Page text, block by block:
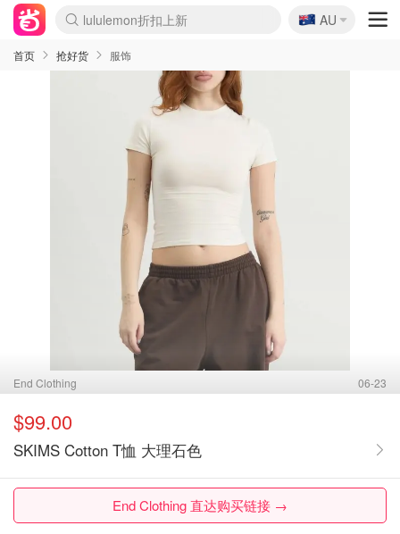
Sasa美妆护肤3.5折
SSENSE年中3折
FreshBeauty好价汇总
Cettire降价+叠9折
Farfetch折上8折
WWS Coles超市实拍
viagogo二手票捡漏
Myer清仓1折起
The Outnet奢牌1折起
David Jones 3折起
Flannels大牌1折
Perfumes Club护肤1折
AMIRO返校季6.2折
Oweek抽奖送Airpods
Amazon折扣汇总
eToro入金$200送$50
Amazon数码好物
ICONIC本周7.5折
ThedoubleF高奢地板价
Moose Knuckles 6折
丝芙兰5折起
EUFY官网3.7折起
Selenichast首饰2折
Trip机票酒店促销
YSL送5件彩妆礼
Amazon家居好物
BIGBANG巡演开票
David Jones时尚3折
Amazon美妆护肤
雅漾大喷$8
过敏原检测盒$33
伊索独家赠50ml沐浴露
科颜氏清仓3折
SEALIFE海洋馆门票6折
丝塔芙大白罐$16
订阅Newsletter送香薰
Cult Beauty 6.8折
Harrods圣诞日历2.3折
LN-CC奢牌私促3折
d'Alba空姐喷雾$16
EVE LOM套装逆天2折
Bernardelli独家4折
Adore Beauty 6折起
CT圣诞日历
Mytheresa奢品2.7折
Luxury Escapes 9折
Currentbody美容仪9折
MOON Garden Live
ALLSAINTS美衣3折
Roborock扫地机3.7折
Tingo Life水杯$24
Valentino官网5折
CR洗发护发6.3折
🇦🇺
AU
首页 抢好货 服饰
End Clothing 06-23
$99.00
SKIMS Cotton T恤 大理石色
End Clothing 直达购买链接 →